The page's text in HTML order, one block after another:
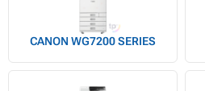
CANON WG7200 SERIES